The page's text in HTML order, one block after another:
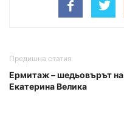
Предишна статия
Ермитаж – шедьовърът на
Екатерина Велика